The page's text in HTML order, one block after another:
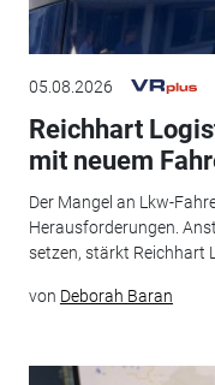
05.08.2026
Reichhart
mit neuem
Der Mangel an Lkw-
Herausforderungen.
setzen, stärkt Reichhart
von Deborah Baran